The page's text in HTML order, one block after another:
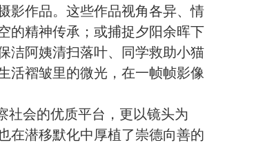
影作品。这些作品视角各异、情
的精神传承；或捕捉夕阳余晖下
洁阿姨清扫落叶、同学救助小猫
活褶皱里的微光，在一帧帧影像
社会的优质平台，更以镜头为
在潜移默化中厚植了崇德向善的